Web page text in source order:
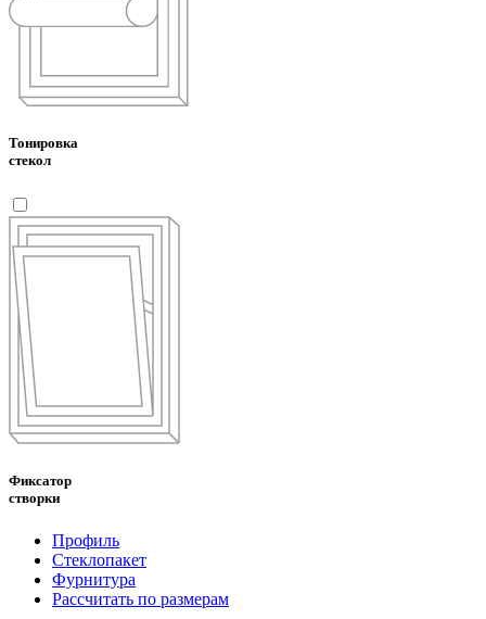
Тонировка
стекол
Фиксатор
створки
Профиль
Стеклопакет
Фурнитура
Рассчитать по размерам